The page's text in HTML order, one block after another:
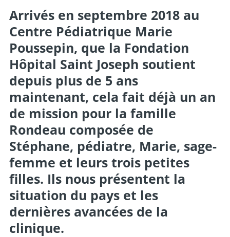
Arrivés en septembre 2018 au
Centre Pédiatrique Marie
Poussepin, que la Fondation
Hôpital Saint Joseph soutient
depuis plus de 5 ans
maintenant, cela fait déjà un an
de mission pour la famille
Rondeau composée de
Stéphane, pédiatre, Marie, sage-
femme et leurs trois petites
filles. Ils nous présentent la
situation du pays et les
dernières avancées de la
clinique.